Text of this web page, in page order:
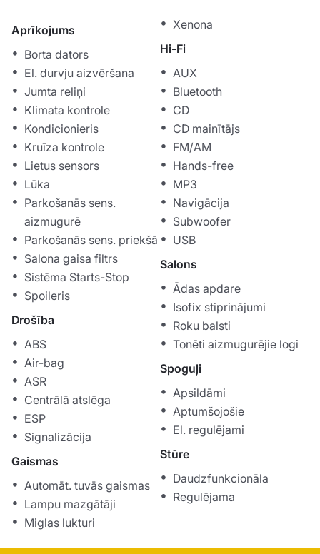
Aprīkojums
Borta dators
El. durvju aizvēršana
Jumta reliņi
Klimata kontrole
Kondicionieris
Kruīza kontrole
Lietus sensors
Lūka
Parkošanās sens.
aizmugurē
Parkošanās sens. priekšā
Salona gaisa filtrs
Sistēma Starts-Stop
Spoileris
Drošība
ABS
Air-bag
ASR
Centrālā atslēga
ESP
Signalizācija
Gaismas
Automāt. tuvās gaismas
Lampu mazgātāji
Miglas lukturi
Xenona
Hi-Fi
AUX
Bluetooth
CD
CD mainītājs
FM/AM
Hands-free
MP3
Navigācija
Subwoofer
USB
Salons
Ādas apdare
Isofix stiprinājumi
Roku balsti
Tonēti aizmugurējie logi
Spoguļi
Apsildāmi
Aptumšojošie
El. regulējami
Stūre
Daudzfunkcionāla
Regulējama